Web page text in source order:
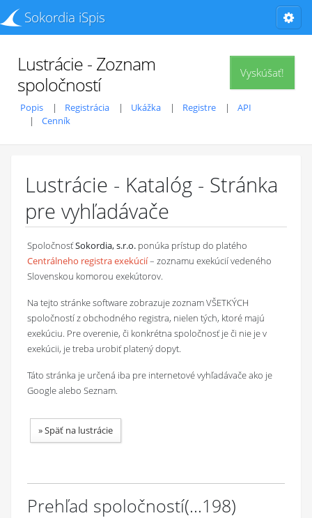
Sokordia iSpis
Vyskúšať!
Lustrácie - Zoznam
spoločností
Popis Registrácia Ukážka Registre
API
Cenník
Lustrácie - Katalóg - Stránka
pre vyhľadávače
SpoločnosťSokordia, s.r.o. ponúka prístup do platého
Centrálneho registra exekúcií– zoznamu exekúcií vedeného
Slovenskou komorou exekútorov.
Na tejto stránke software zobrazuje zoznam VŠETKÝCH
spoločností z obchodného registra, nielen tých, ktoré majú
exekúciu. Pre overenie, či konkrétna spoločnosť je či nie je v
exekúcii, je treba urobiť platený dopyt.
Táto stránka je určená iba pre internetové vyhľadávače ako je
Google alebo Seznam.
»Späť na lustrácie
Prehľad spoločností(...198)